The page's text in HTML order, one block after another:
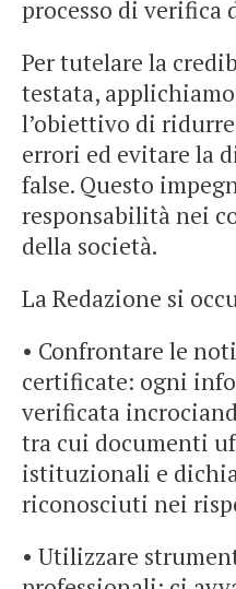
processo di verifica
Per tutelare la
testata,
l’obiettivo di
errori ed evitare la
false. Questo
responsabilità nei
della società.
La Redazione si
• Confrontare le
certificate: ogni
verificata
tra cui documenti
istituzionali e
riconosciuti nei
• Utilizzare